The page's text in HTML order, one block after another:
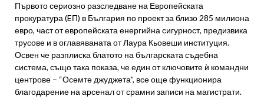
Първото сериозно разследване на Европейската
прокуратура (EП) в България по проект за близо 285 милиона
евро, част от европейската енергийна сигурност, предизвика
трусове и в оглавяваната от Лаура Кьовеши институция.
Освен че разплиска блатото на българската съдебна
система, също така показа, че един от ключовите ѝ командни
центрове – “Осемте джуджета”, все още функционира
благодарение на арсенал от срамни записи на магистрати.